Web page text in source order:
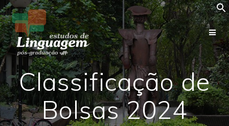
Skip
to
content
Classificação de
Bolsas 2024